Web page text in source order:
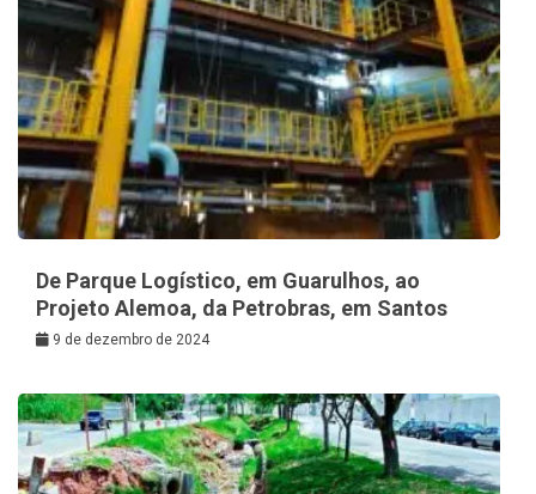
De Parque Logístico, em Guarulhos, ao
Projeto Alemoa, da Petrobras, em Santos
9 de dezembro de 2024